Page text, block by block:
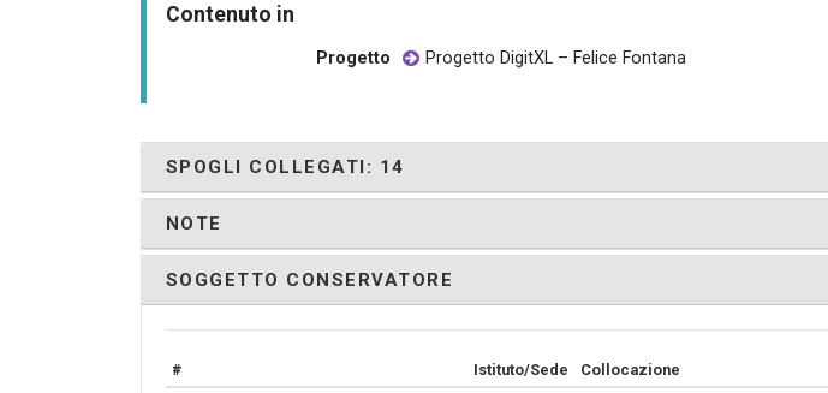
Contenuto in
Progetto Progetto DigitXL – Felice Fontana
SPOGLI COLLEGATI: 14
NOTE
SOGGETTO CONSERVATORE
# Istituto/Sede Collocazione